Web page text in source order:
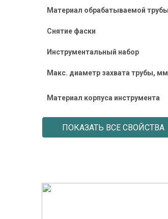
Материал обрабатываемой трубы
Снятие фаски
Инструментальный набор
Макс. диаметр захвата трубы, мм
Материал корпуса инструмента
ПОКАЗАТЬ ВСЕ СВОЙСТВА